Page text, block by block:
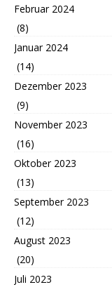
Februar 2024
(8)
Januar 2024
(14)
Dezember 2023
(9)
November 2023
(16)
Oktober 2023
(13)
September 2023
(12)
August 2023
(20)
Juli 2023